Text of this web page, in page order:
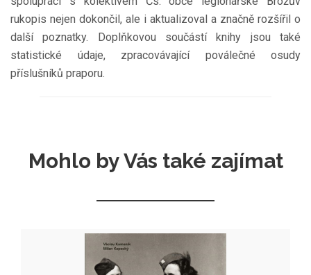
rukopis nejen dokončil, ale i aktualizoval a značně rozšířil o
další poznatky. Doplňkovou součástí knihy jsou také
statistické údaje, zpracovávající poválečné osudy
příslušníků praporu.
Mohlo by Vás také zajímat